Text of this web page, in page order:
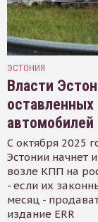
ЭСТОНИЯ
Власти
оставленных
автомобилей
С октября 2025
Эстонии начнет
возле КПП на
- если их
месяц -
издание ERR